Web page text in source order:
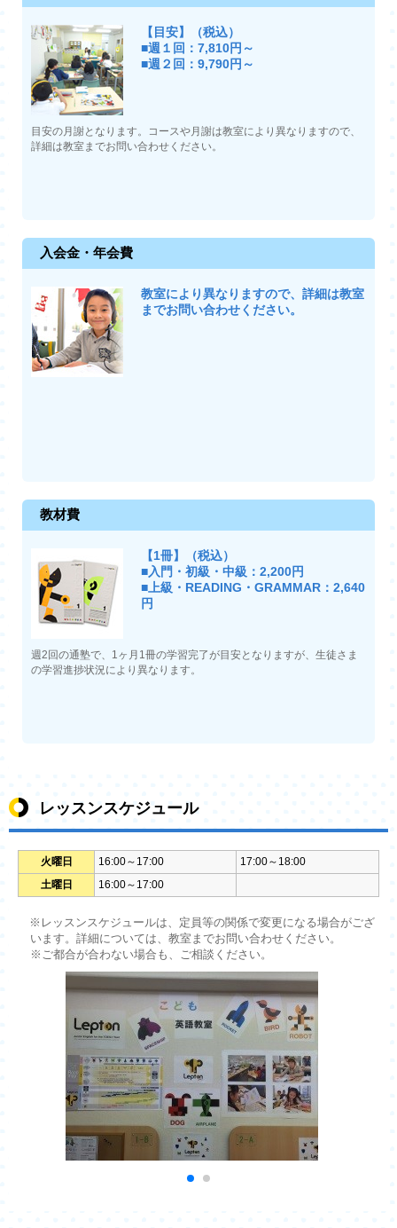
【目安】（税込）
■週１回：7,810円～
■週２回：9,790円～
目安の月謝となります。コースや月謝は教室により異なりますので、
詳細は教室までお問い合わせください。
入会金・年会費
教室により異なりますので、詳細は教室
までお問い合わせください。
教材費
【1冊】（税込）
■入門・初級・中級：2,200円
■上級・READING・GRAMMAR：2,640
円
週2回の通塾で、1ヶ月1冊の学習完了が目安となりますが、生徒さま
の学習進捗状況により異なります。
レッスンスケジュール
火曜日 16:00～17:00
17:00～18:00
土曜日
16:00～17:00
※レッスンスケジュールは、定員等の関係で変更になる場合がござ
います。詳細については、教室までお問い合わせください。
※ご都合が合わない場合も、ご相談ください。